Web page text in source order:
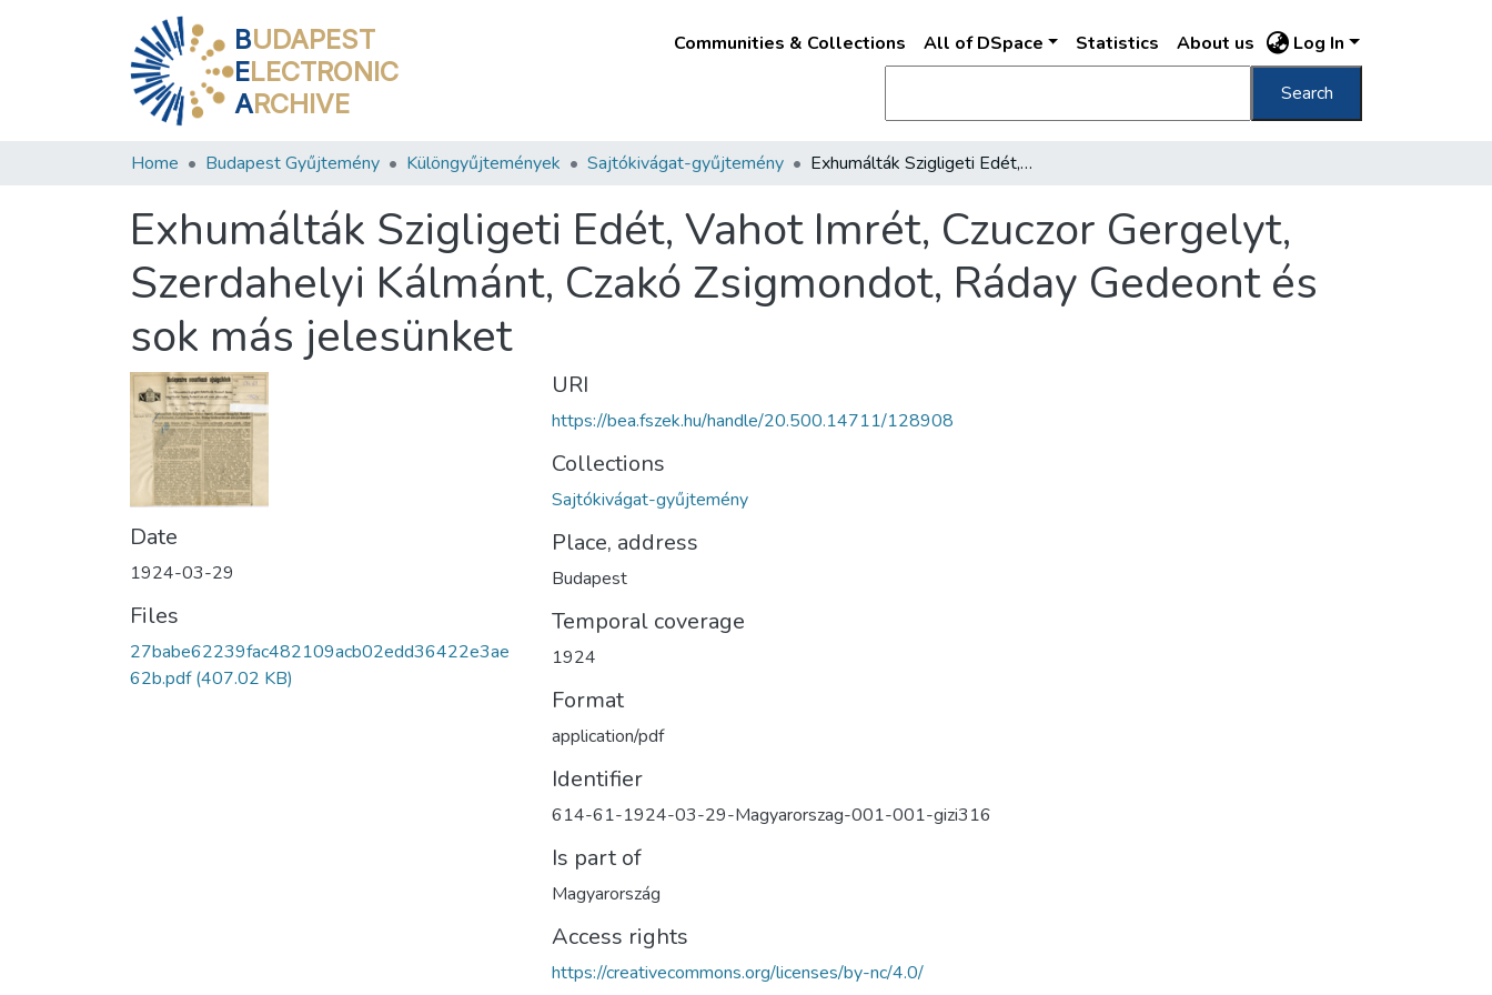
BUDAPEST
ELECTRONIC
ARCHIVE
Communities & Collections All of DSpace Statistics About us Log In
Search
Home Budapest Gyűjtemény Különgyűjtemények Sajtókivágat-gyűjtemény Exhumálták Szigligeti Edét, Vahot Imrét, Czuczor Gergelyt, Szerdahelyi Kálmánt, Czakó Zsigmondot, Ráday Gedeont és sok más jelesünket
Exhumálták Szigligeti Edét, Vahot Imrét, Czuczor Gergelyt,
Szerdahelyi Kálmánt, Czakó Zsigmondot, Ráday Gedeont és
sok más jelesünket
Date
1924-03-29
Files
27babe62239fac482109acb02edd36422e3ae
62b.pdf(407.02 KB)
URI
https://bea.fszek.hu/handle/20.500.14711/128908
Collections
Sajtókivágat-gyűjtemény
Place, address
Budapest
Temporal coverage
1924
Format
application/pdf
Identifier
614-61-1924-03-29-Magyarorszag-001-001-gizi316
Is part of
Magyarország
Access rights
https://creativecommons.org/licenses/by-nc/4.0/